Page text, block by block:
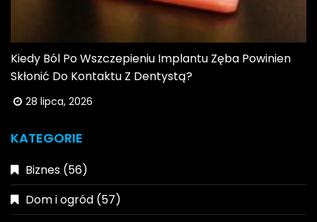
Kiedy Ból Po Wszczepieniu Implantu Zęba Powinien
Skłonić Do Kontaktu Z Dentystą?
28 lipca, 2026
KATEGORIE
Biznes (56)
Dom i ogród (57)